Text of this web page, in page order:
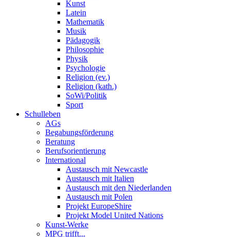
Kunst
Latein
Mathematik
Musik
Pädagogik
Philosophie
Physik
Psychologie
Religion (ev.)
Religion (kath.)
SoWi/Politik
Sport
Schulleben
AGs
Begabungsförderung
Beratung
Berufsorientierung
International
Austausch mit Newcastle
Austausch mit Italien
Austausch mit den Niederlanden
Austausch mit Polen
Projekt EuropeShire
Projekt Model United Nations
Kunst-Werke
MPG trifft...